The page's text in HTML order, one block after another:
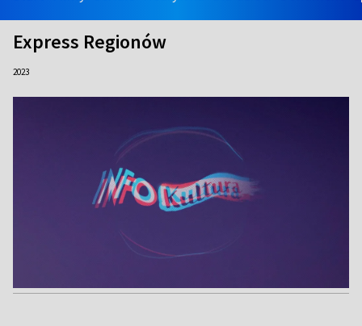
Express Regionów
2023